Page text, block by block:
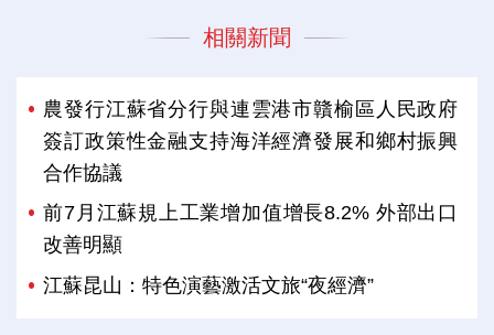
相關新聞
農發行江蘇省分行與連雲港市贛榆區人民政府
簽訂政策性金融支持海洋經濟發展和鄉村振興
合作協議
前7月江蘇規上工業增加值增長8.2% 外部出口
改善明顯
江蘇昆山：特色演藝激活文旅“夜經濟”